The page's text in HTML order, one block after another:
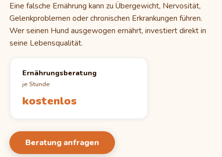
Eine falsche Ernährung kann zu Übergewicht, Nervosität,
Gelenkproblemen oder chronischen Erkrankungen führen.
Wer seinen Hund ausgewogen ernährt, investiert direkt in
seine Lebensqualität.
Ernährungsberatung
je Stunde
kostenlos
Beratung anfragen